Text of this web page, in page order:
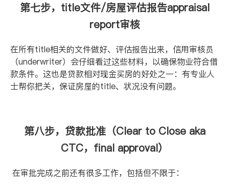
第七步， title文件/房屋评估报告appraisal
report审核
在所有title相关的文件做好、评估报告出来，信用审核员
（underwriter）会仔细看过这些材料，以确保物业符合借
款条件。这也是贷款相对现金买房的好处之一：有专业人
士帮你把关，保证房屋的title、状况没有问题。
第八步，贷款批准（Clear to Close aka
CTC， final approval）
在审批完成之前还有很多工作，包括但不限于：